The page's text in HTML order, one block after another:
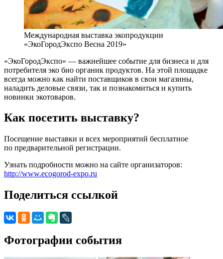
Международная выставка экопродукции
«ЭкоГородЭкспо Весна 2019»
«ЭкоГородЭкспо» — важнейшее событие для бизнеса и для
потребителя эко био органик продуктов. На этой площадке
всегда можно как найти поставщиков в свои магазины,
наладить деловые связи, так и познакомиться и купить
новинки экотоваров.
Как посетить выставку?
Посещение выставки и всех мероприятий бесплатное
по предварительной регистрации.
Узнать подробности можно на сайте организаторов:
http://www.ecogorod-expo.ru
Поделиться ссылкой
Фотографии события